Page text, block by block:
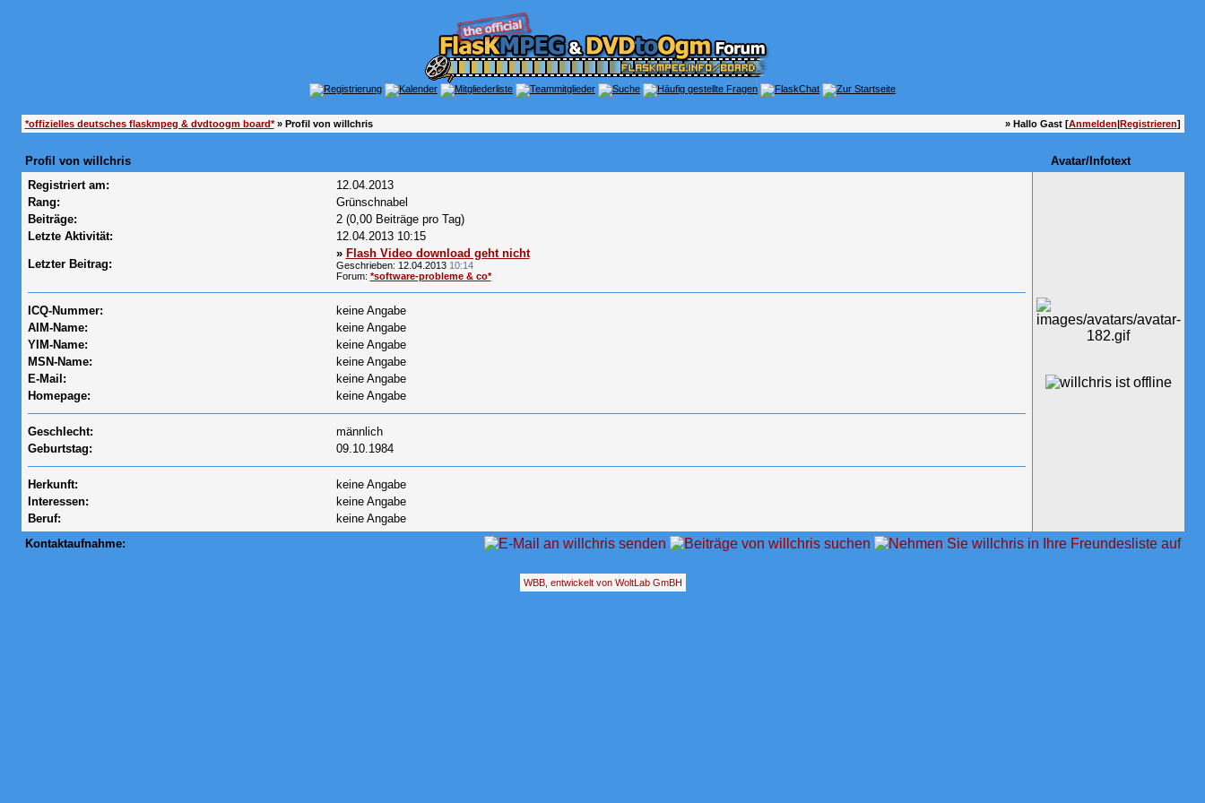
*offizielles deutsches flaskmpeg & dvdtoogm board*» Profil von willchris » Hallo Gast [Anmelden|Registrieren]
Profil von willchris
Avatar/Infotext
Registriert am:
12.04.2013
Rang:
Grünschnabel
Beiträge:
2 (0,00 Beiträge pro Tag)
Letzte Aktivität:
12.04.2013 10:15
Letzter Beitrag:
» Flash Video download geht nicht
Geschrieben: 12.04.2013 10:14
Forum: *software-probleme & co*
ICQ-Nummer:
keine Angabe
AIM-Name:
keine Angabe
YIM-Name:
keine Angabe
MSN-Name:
keine Angabe
E-Mail:
keine Angabe
Homepage:
keine Angabe
Geschlecht:
männlich
Geburtstag:
09.10.1984
Herkunft:
keine Angabe
Interessen:
keine Angabe
Beruf:
keine Angabe
Kontaktaufnahme:
WBB, entwickelt von WoltLab GmBH